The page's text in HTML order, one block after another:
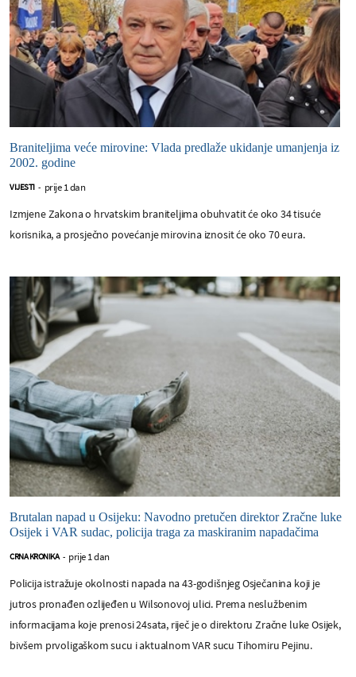
Braniteljima veće mirovine: Vlada predlaže ukidanje umanjenja iz
2002. godine
VIJESTI - prije 1 dan
Izmjene Zakona o hrvatskim braniteljima obuhvatit će oko 34 tisuće
korisnika, a prosječno povećanje mirovina iznosit će oko 70 eura.
Brutalan napad u Osijeku: Navodno pretučen direktor Zračne luke
Osijek i VAR sudac, policija traga za maskiranim napadačima
CRNA KRONIKA - prije 1 dan
Policija istražuje okolnosti napada na 43-godišnjeg Osječanina koji je
jutros pronađen ozlijeđen u Wilsonovoj ulici. Prema neslužbenim
informacijama koje prenosi 24sata, riječ je o direktoru Zračne luke Osijek,
bivšem prvoligaškom sucu i aktualnom VAR sucu Tihomiru Pejinu.